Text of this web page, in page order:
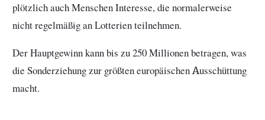
plötzlich auch Menschen Interesse, die normalerweise
nicht regelmäßig an Lotterien teilnehmen.
Der Hauptgewinn kann bis zu 250 Millionen betragen, was
die Sonderziehung zur größten europäischen Ausschüttung
macht.